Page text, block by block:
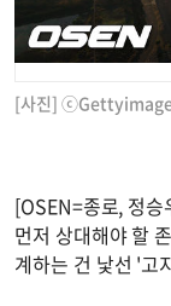
[사진]
[OSEN=종로, 정
먼저 상대해야 할
계하는 건 낯선 '고